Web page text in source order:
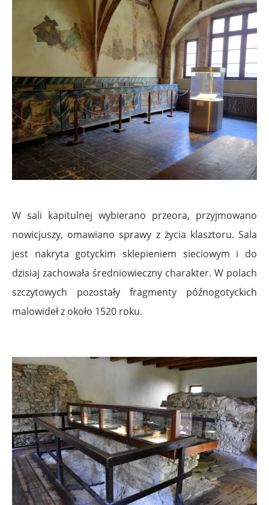
W sali kapitulnej wybierano przeora, przyjmowano
nowicjuszy, omawiano sprawy z życia klasztoru. Sala
jest nakryta gotyckim sklepieniem sieciowym i do
dzisiaj zachowała średniowieczny charakter. W polach
szczytowych pozostały fragmenty późnogotyckich
malowideł z około 1520 roku.